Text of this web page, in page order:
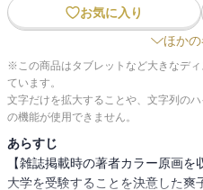
お気に入り
ほか
※この商品はタブレットなど大きなデ
ています。
文字だけを拡大することや、文字列の
の機能が使用できません。
あらすじ
【雑誌掲載時の著者カラー原画
大学を受験することを決意した爽